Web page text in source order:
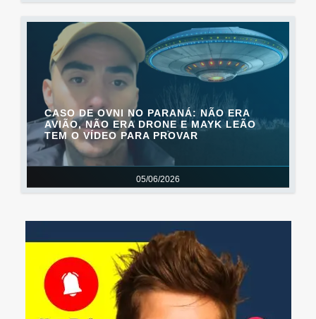
05/06/2026
CASO DE OVNI NO PARANÁ: NÃO ERA
AVIÃO, NÃO ERA DRONE E MAYK LEÃO
TEM O VÍDEO PARA PROVAR